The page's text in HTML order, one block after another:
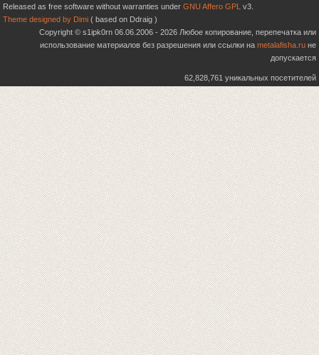
Released as free software without warranties under GNU Affero GPL v3.
Theme designed by Dimi ( based on Ddraig )
Copyright © s1ipk0rn 06.06.2006 - 2026 Любое копирование, перепечатка или
использование материалов без разрешения или ссылки на metalafisha.ru не
допускается
62,828,761 уникальных посетителей